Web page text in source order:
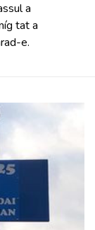
a
tat a
e.